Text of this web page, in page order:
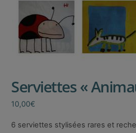
Serviettes «
10,00€
6 serviettes stylisées rares et